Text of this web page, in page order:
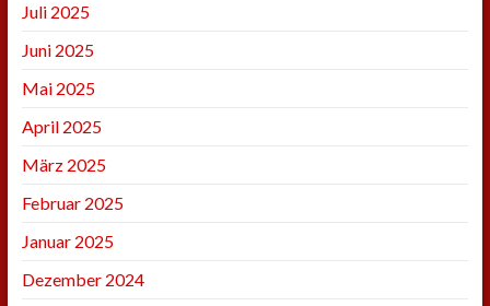
Juli 2025
Juni 2025
Mai 2025
April 2025
März 2025
Februar 2025
Januar 2025
Dezember 2024